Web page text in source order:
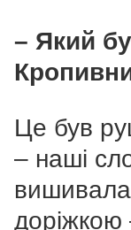
– Який
Це був
– наші
доріжкою